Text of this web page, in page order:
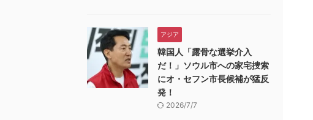
アジア
韓国人「露骨な選挙介入
だ！」ソウル市への家宅捜索
にオ・セフン市長候補が猛反
発！
2026/7/7